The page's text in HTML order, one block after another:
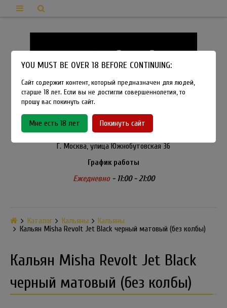
8-915-450-21-92
Розничный магазин Method Vapeshop
Г. Москва, улица Южнобутовская 36
График работы
Ежедневно- 11:00 - 21:00
Каталог Кальяны
Кальяны
Кальян Misha Revolt Jet Black черный матовый (без колбы)
Кальян Misha Revolt Jet Black
черный матовый (без колбы)
YOU MUST BE OVER 18 BEFORE CONTINUING:
Сайт содержит контент, который предназначен для людей,
старше 18 лет. Если вы не достигли совершеннолетия, то
прошу вас покинуть сайт.
Мне есть 18 лет Покинуть сайт